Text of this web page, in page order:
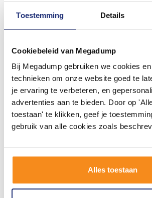
Toestemming Details
Cookiebeleid van Megadump
Bij Megadump gebruiken we cookies
technieken om onze website goed te
je ervaring te verbeteren, en
advertenties aan te bieden. Door op
toestaan' te klikken, geef je
gebruik van alle cookies zoals
Alles toestaan
Kwadrant Kunststof
Douchebak Rechthoekig
4 - 6 weken
151,86
125,50
Meer info
met2 - 3
1 2 3 4 5 62